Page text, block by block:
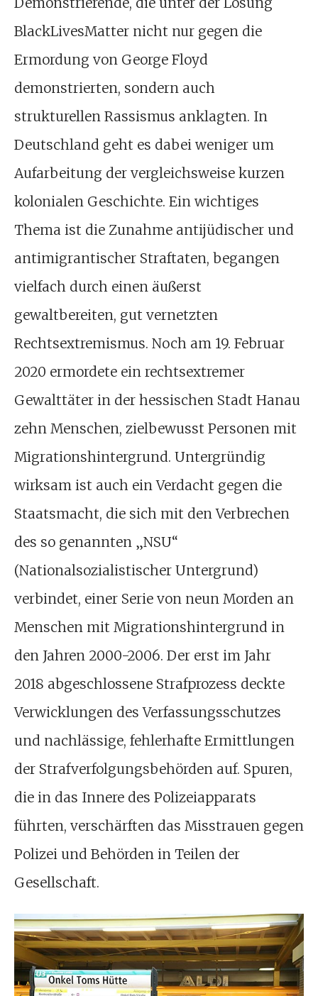
BlackLivesMatter nicht nur gegen die
Ermordung von George Floyd
demonstrierten, sondern auch
strukturellen Rassismus anklagten. In
Deutschland geht es dabei weniger um
Aufarbeitung der vergleichsweise kurzen
kolonialen Geschichte. Ein wichtiges
Thema ist die Zunahme antijüdischer und
antimigrantischer Straftaten, begangen
vielfach durch einen äußerst
gewaltbereiten, gut vernetzten
Rechtsextremismus. Noch am 19. Februar
2020 ermordete ein rechtsextremer
Gewalttäter in der hessischen Stadt Hanau
zehn Menschen, zielbewusst Personen mit
Migrationshintergrund. Untergründig
wirksam ist auch ein Verdacht gegen die
Staatsmacht, die sich mit den Verbrechen
des so genannten „NSU“
(Nationalsozialistischer Untergrund)
verbindet, einer Serie von neun Morden an
Menschen mit Migrationshintergrund in
den Jahren 2000-2006. Der erst im Jahr
2018 abgeschlossene Strafprozess deckte
Verwicklungen des Verfassungsschutzes
und nachlässige, fehlerhafte Ermittlungen
der Strafverfolgungsbehörden auf. Spuren,
die in das Innere des Polizeiapparats
führten, verschärften das Misstrauen gegen
Polizei und Behörden in Teilen der
Gesellschaft.